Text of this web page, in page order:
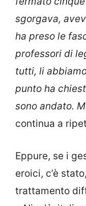
sgorgava,
ha preso le
professori di
tutti, li
punto ha
sono andato.
continua a
Eppure, se i
eroici, c’è
trattamento